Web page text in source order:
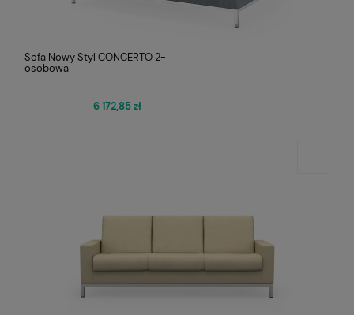
Sofa Nowy Styl CONCERTO 2-
osobowa
6 172,85 zł